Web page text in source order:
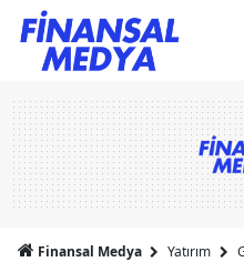
Finansal Medya Yatırım